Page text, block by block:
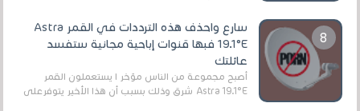
سارع واحذف هذه الترددات في القمر Astra
19.1°E فبها قنوات إباحية مجانية ستفسد
عائلتك
أصبح مجموعة من الناس مؤخر ا يستعملون القمر
Astra 19.1°E شرق وذلك بسبب أن هذا الأخير يتوفرعلى